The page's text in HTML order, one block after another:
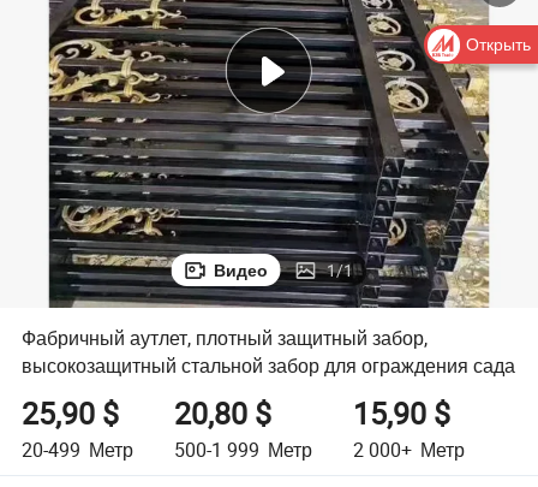
Видео 1/1
Фабричный аутлет, плотный защитный забор,
высокозащитный стальной забор для ограждения сада
25,90 $
20-499 Метр
20,80 $
500-1 999 Метр
15,90 $
2 000+ Метр
Открыть